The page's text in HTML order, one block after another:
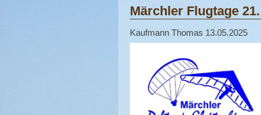
Märchler Flugtage
Kaufmann Thomas 13.05.2025